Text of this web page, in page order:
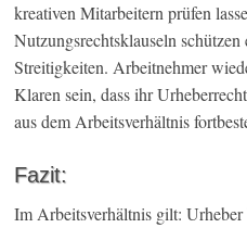
kreativen Mitarbeitern prüfen
Nutzungsrechtsklauseln
Streitigkeiten. Arbeitnehmer
Klaren sein, dass ihr
aus dem Arbeitsverhältnis
Fazit:
Im Arbeitsverhältnis gilt: